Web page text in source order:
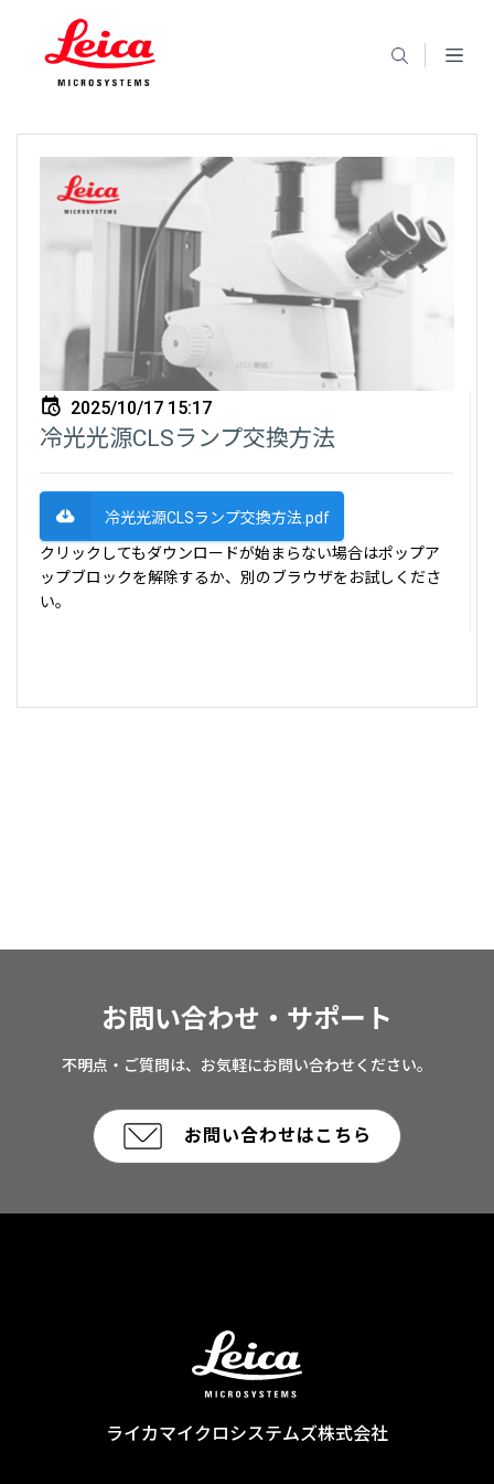
2025/10/17 15:17
冷光光源CLSランプ交換方法
冷光光源CLSランプ交換方法.pdf
クリックしてもダウンロードが始まらない場合はポップア
ップブロックを解除するか、別のブラウザをお試しくださ
い。
お問い合わせ・サポート
不明点・ご質問は、お気軽にお問い合わせください。
お問い合わせはこちら
ライカマイクロシステムズ株式会社